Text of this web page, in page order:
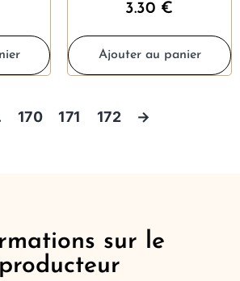
3.30 €
Ajouter au panier
170 171 172 →
sur le
producteur